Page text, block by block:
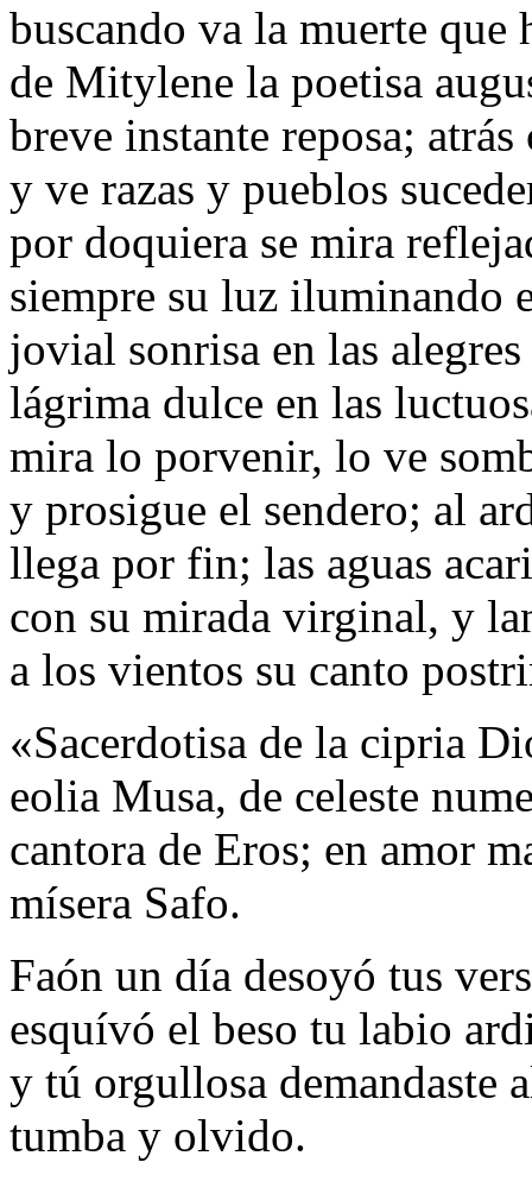
buscando va la muerte
de Mitylene la poetisa
breve instante reposa;
y ve razas y pueblos
por doquiera se mira
siempre su luz iluminando
jovial sonrisa en las
lágrima dulce en las
mira lo porvenir, lo ve
y prosigue el sendero; al
llega por fin; las aguas
con su mirada virginal, y
a los vientos su canto
«Sacerdotisa de la cipria
eolia Musa, de celeste
cantora de Eros; en amor
mísera Safo.
Faón un día desoyó tus
esquívó el beso tu labio
y tú orgullosa demandaste
tumba y olvido.